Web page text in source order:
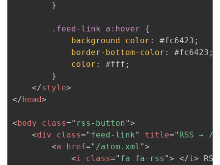
}
.feed-link a:hover
{
background-color : #fc6423 ;
border-bottom-color : #fc6423 ;
color : #fff ;
}
</style>
</ head>
< body class=" rss-button">
<div class=" feed-link" title=" RSS → /
<a href=" /atom.xml ">
<i class=" fa fa-rss "> </i> RSS